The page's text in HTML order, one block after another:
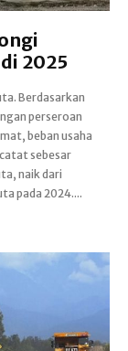
2025
pada 2024....